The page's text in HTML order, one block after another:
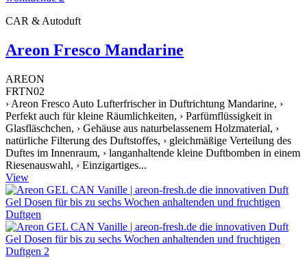
CAR & Autoduft
Areon Fresco Mandarine
AREON
FRTN02
› Areon Fresco Auto Lufterfrischer in Duftrichtung Mandarine, ›
Perfekt auch für kleine Räumlichkeiten, › Parfümflüssigkeit in
Glasfläschchen, › Gehäuse aus naturbelassenem Holzmaterial, ›
natürliche Filterung des Duftstoffes, › gleichmäßige Verteilung des
Duftes im Innenraum, › langanhaltende kleine Duftbomben in einem
Riesenauswahl, › Einzigartiges...
View